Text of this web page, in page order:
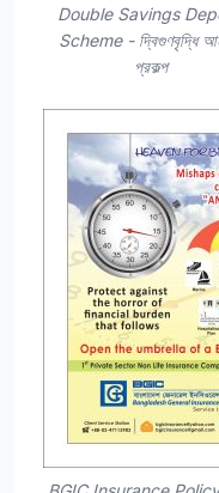
Double Savings
Scheme - দ্বিগুণবৃদ্ধি
প্রকল্প